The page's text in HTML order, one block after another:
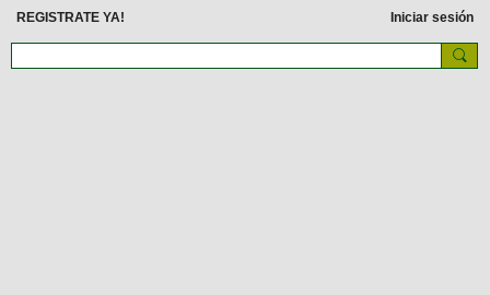
REGISTRATE YA! Iniciar sesión